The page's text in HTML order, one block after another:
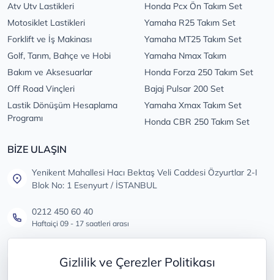
Gizlilik ve Çerezler Politikası
Atv Utv Lastikleri
Motosiklet Lastikleri
Forklift ve İş Makinası
Golf, Tarım, Bahçe ve Hobi
Bakım ve Aksesuarlar
Off Road Vinçleri
Lastik Dönüşüm Hesaplama
Programı
Honda Pcx Ön Takım Set
Yamaha R25 Takım Set
Yamaha MT25 Takım Set
Yamaha Nmax Takım
Honda Forza 250 Takım Set
Bajaj Pulsar 200 Set
Yamaha Xmax Takım Set
Honda CBR 250 Takım Set
BİZE ULAŞIN
Yenikent Mahallesi Hacı Bektaş Veli Caddesi Özyurtlar 2-I
Blok No: 1 Esenyurt / İSTANBUL
0212 450 60 40
Haftaiçi 09 - 17 saatleri arası
Tüm öneri ve şikayetleriniz için